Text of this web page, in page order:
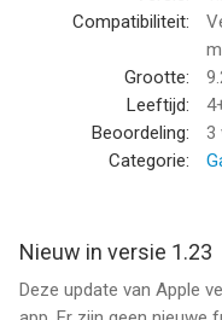
Compatibiliteit:
Grootte:
Leeftijd:
Beoordeling:
3
Categorie:
Nieuw in versie 1.23
Deze update van Apple